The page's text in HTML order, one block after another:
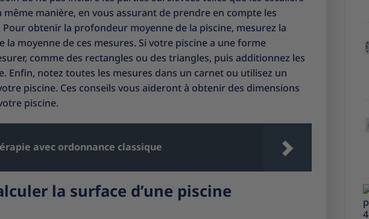
manière, en vous assurant de prendre en compte les
obtenir la profondeur moyenne de la piscine, mesurez la
moyenne de ces mesures. Si votre piscine a une forme
comme des rectangles ou des triangles, puis additionnez les
notez toutes les mesures dans un carnet ou utilisez un
piscine. Ces conseils vous aideront à obtenir des dimensions
piscine.
avec ordonnance classique
la surface d’une piscine